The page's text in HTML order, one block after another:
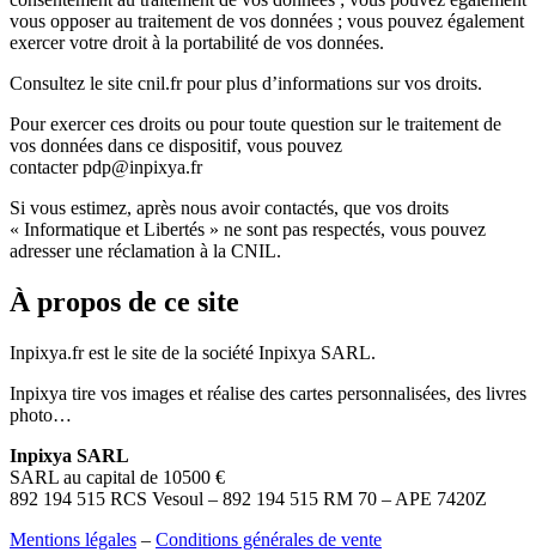
vous opposer au traitement de vos données ; vous pouvez également
exercer votre droit à la portabilité de vos données.
Consultez le site cnil.fr pour plus d’informations sur vos droits.
Pour exercer ces droits ou pour toute question sur le traitement de
vos données dans ce dispositif, vous pouvez
contacter pdp@inpixya.fr
Si vous estimez, après nous avoir contactés, que vos droits
« Informatique et Libertés » ne sont pas respectés, vous pouvez
adresser une réclamation à la CNIL.
À propos de ce site
Inpixya.fr est le site de la société Inpixya SARL.
Inpixya tire vos images et réalise des cartes personnalisées, des livres
photo…
Inpixya SARL
SARL au capital de 10500 €
892 194 515 RCS Vesoul – 892 194 515 RM 70 – APE 7420Z
Mentions légales – Conditions générales de vente